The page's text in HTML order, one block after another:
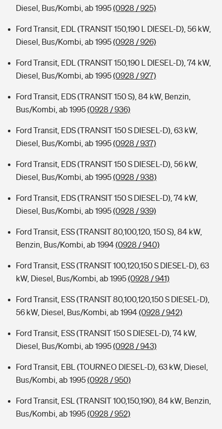
Diesel, Bus/Kombi, ab 1995(0928 / 925)
Ford Transit, EDL (TRANSIT 150,190 L DIESEL-D), 56 kW,
Diesel, Bus/Kombi, ab 1995(0928 / 926)
Ford Transit, EDL (TRANSIT 150,190 L DIESEL-D), 74 kW,
Diesel, Bus/Kombi, ab 1995(0928 / 927)
Ford Transit, EDS (TRANSIT 150 S), 84 kW, Benzin,
Bus/Kombi, ab 1995(0928 / 936)
Ford Transit, EDS (TRANSIT 150 S DIESEL-D), 63 kW,
Diesel, Bus/Kombi, ab 1995(0928 / 937)
Ford Transit, EDS (TRANSIT 150 S DIESEL-D), 56 kW,
Diesel, Bus/Kombi, ab 1995(0928 / 938)
Ford Transit, EDS (TRANSIT 150 S DIESEL-D), 74 kW,
Diesel, Bus/Kombi, ab 1995(0928 / 939)
Ford Transit, ESS (TRANSIT 80,100,120, 150 S), 84 kW,
Benzin, Bus/Kombi, ab 1994(0928 / 940)
Ford Transit, ESS (TRANSIT 100,120,150 S DIESEL-D), 63
kW, Diesel, Bus/Kombi, ab 1995(0928 / 941)
Ford Transit, ESS (TRANSIT 80,100,120,150 S DIESEL-D),
56 kW, Diesel, Bus/Kombi, ab 1994(0928 / 942)
Ford Transit, ESS (TRANSIT 150 S DIESEL-D), 74 kW,
Diesel, Bus/Kombi, ab 1995(0928 / 943)
Ford Transit, EBL (TOURNEO DIESEL-D), 63 kW, Diesel,
Bus/Kombi, ab 1995(0928 / 950)
Ford Transit, ESL (TRANSIT 100,150,190), 84 kW, Benzin,
Bus/Kombi, ab 1995(0928 / 952)